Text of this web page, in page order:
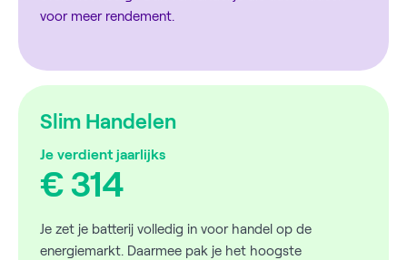
voor meer rendement.
Slim Handelen
Je verdient jaarlijks
€ 314
Je zet je batterij volledig in voor handel op de
energiemarkt. Daarmee pak je het hoogste